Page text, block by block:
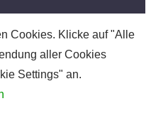
Cookies. Klicke auf "Alle
aller Cookies
Settings" an.